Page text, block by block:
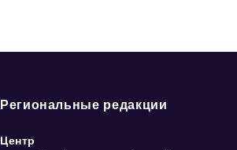
Региональные редакции
Центр